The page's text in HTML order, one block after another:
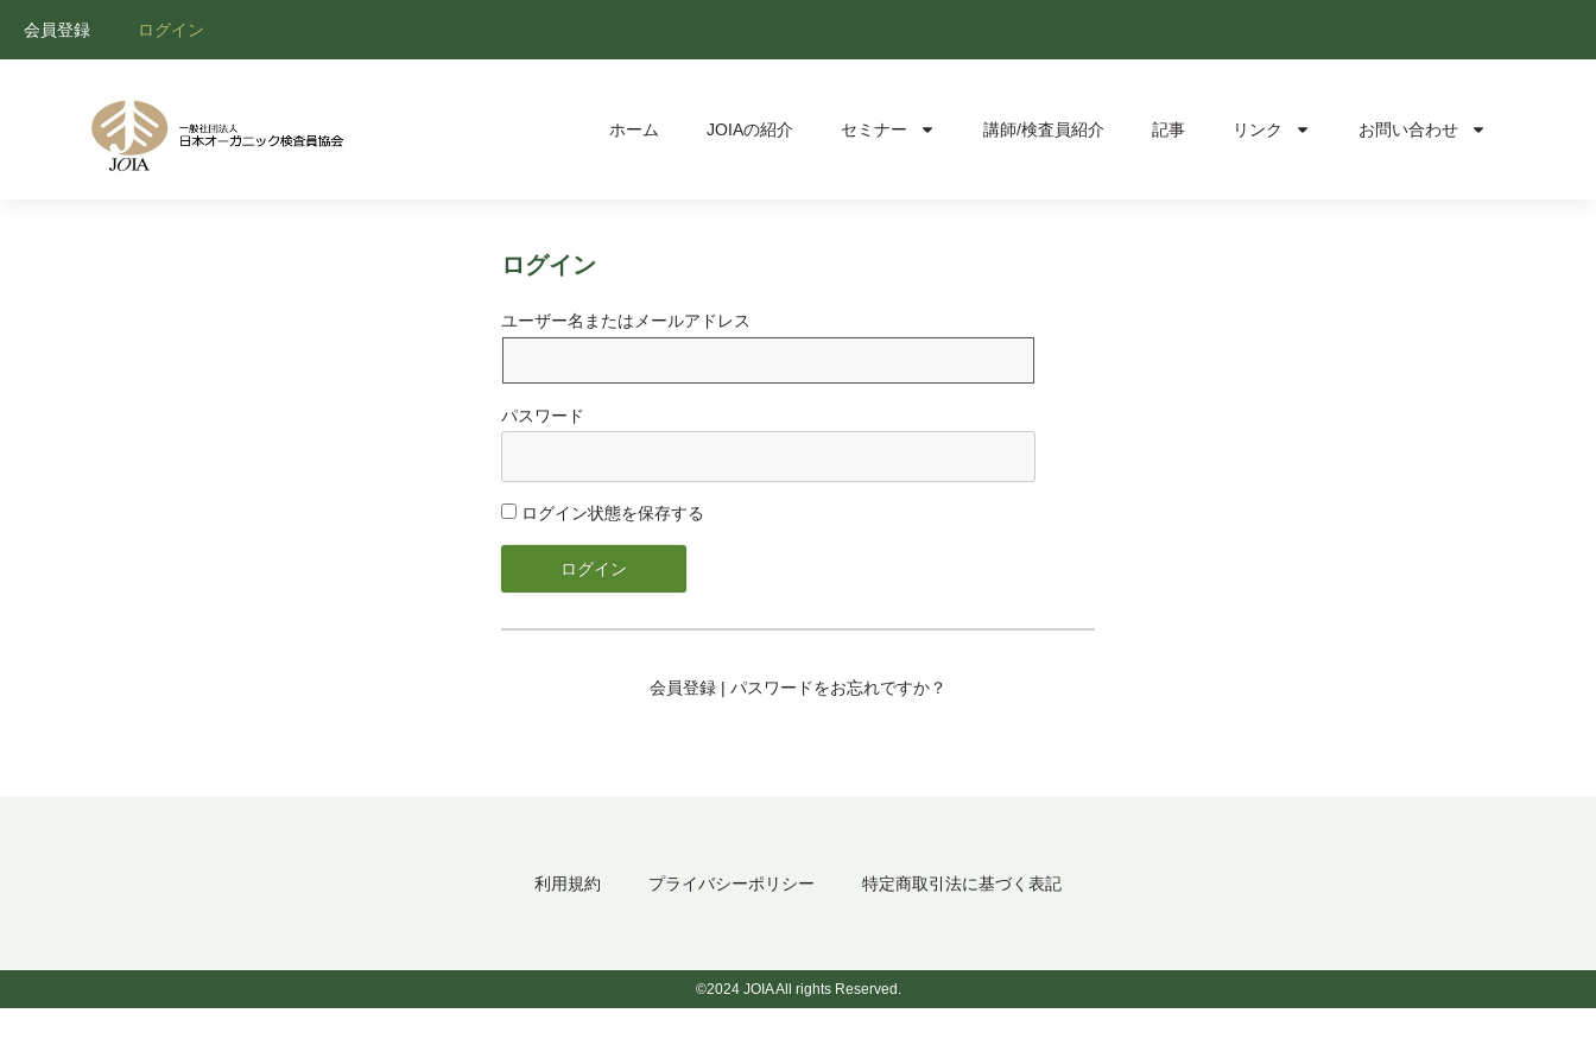
会員登録 ログイン
ホーム JOIAの紹介 セミナー 講師/検査員紹介 記事 リンク お問い合わせ
ログイン
ユーザー名またはメールアドレス
パスワード
ログイン状態を保存する
会員登録 | パスワードをお忘れですか？
利用規約 プライバシーポリシー 特定商取引法に基づく表記
©2024 JOIA All rights Reserved.